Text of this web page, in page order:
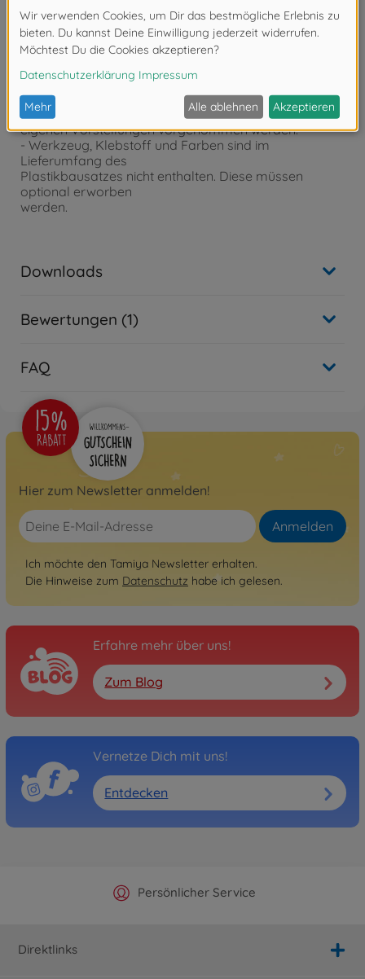
bzw. bebilderten Aufbauanleitung begleitet. Die
Aufbauanleitung
ist selbstverständlich im Lieferumfang enthalten.
- Auf Basis der Aufbauanleitung müssen die
passgenauen Einzelteile
zusammengefügt werden. Eine Lackierung der Teile
kann nach
eigenen Vorstellungen vorgenommen werden.
- Werkzeug, Klebstoff und Farben sind im
Lieferumfang des
Plastikbausatzes nicht enthalten. Diese müssen
optional erworben
werden.
Downloads
Bewertungen (1)
FAQ
Hier zum Newsletter anmelden!
Anmelden
Ich möchte den Tamiya Newsletter erhalten.
Die Hinweise zum Datenschutz habe ich gelesen.
Erfahre mehr über uns!
Zum Blog
Vernetze Dich mit uns!
Entdecken
Offizieller Hersteller Shop
Persönlicher Service
Versandkostenfrei ab 25€
Schnelle Lieferung
Direktlinks